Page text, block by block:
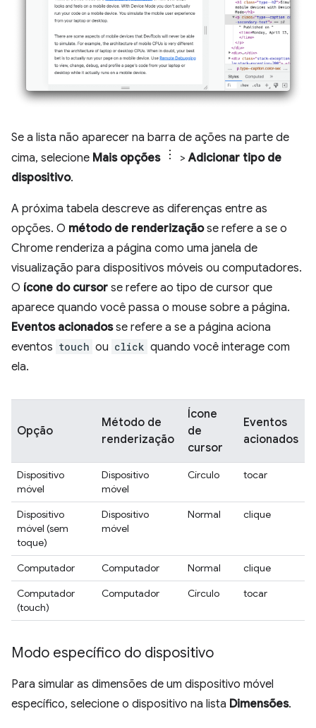
Se a lista não aparecer na barra de ações na parte de
cima, selecione Mais opções >Adicionar tipo de
dispositivo.
A próxima tabela descreve as diferenças entre as
opções. O método de renderizaçãose refere a se o
Chrome renderiza a página como uma janela de
visualização para dispositivos móveis ou computadores.
O ícone do cursor se refere ao tipo de cursor que
aparece quando você passa o mouse sobre a página.
Eventos acionadosse refere a se a página aciona
eventos touch ou click quando você interage com
ela.
Opção
Método de
renderização
Ícone
de
cursor
Eventos
acionados
Dispositivo
móvel
Dispositivo
móvel
Círculo tocar
Dispositivo
móvel (sem
toque)
Dispositivo
móvel
Normal clique
Computador Computador Normal
clique
Computador
(touch)
Computador Círculo tocar
Modo específico do dispositivo
Para simular as dimensões de um dispositivo móvel
específico, selecione o dispositivo na lista Dimensões.